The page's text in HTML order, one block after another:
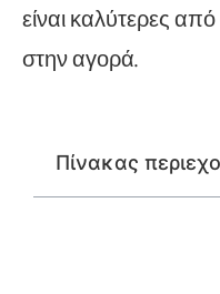
είναι καλύτερες
στην αγορά.
Πίνακας